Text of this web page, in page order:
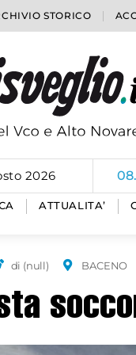
STORICO
2026
ATTUALITA’
di (null) BACENO